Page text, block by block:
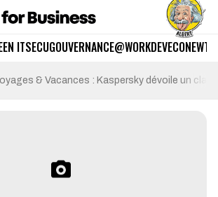
ITSECUGOUVERNANCE@WORKDEVECO
& Vacances : Kaspersky dévoile un